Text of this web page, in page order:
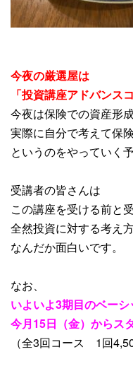
今夜の厳選屋は
「投資講座アドバンス
今夜は保険での資産形
実際に自分で考えて保
というのをやっていく予
受講者の皆さんは
この講座を受ける前と
全然投資に対する考え
なんだか面白いです。
なお、
いよいよ3期目のベー
今月15日（金）からス
（全3回コース 1回